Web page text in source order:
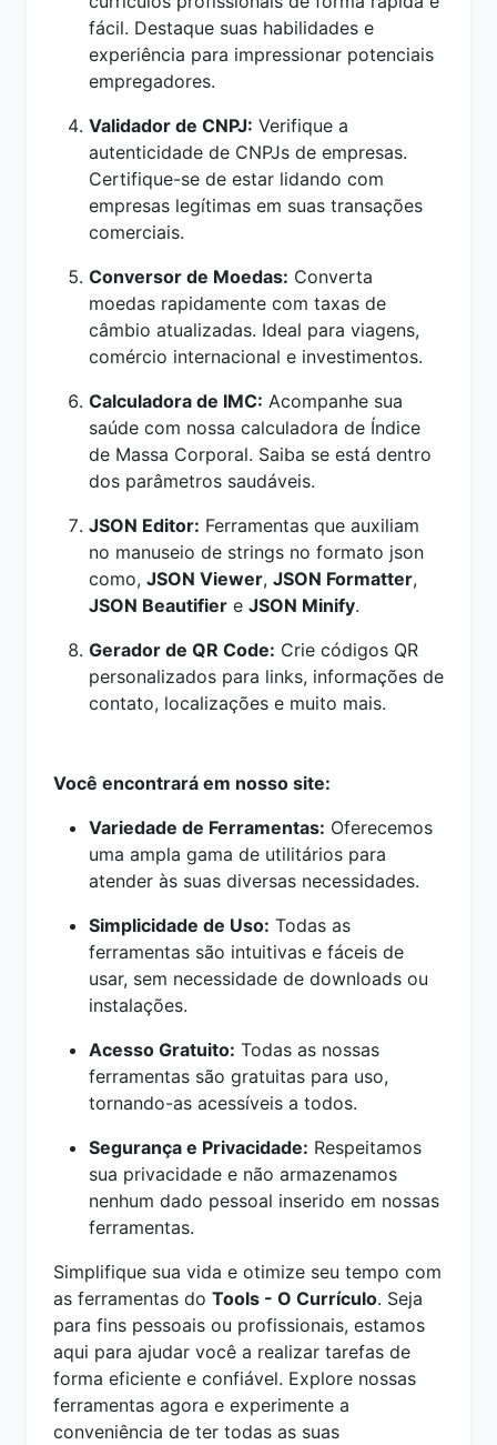
fácil. Destaque suas habilidades e
experiência para impressionar potenciais
empregadores.
Validador de CNPJ: Verifique a
autenticidade de CNPJs de empresas.
Certifique-se de estar lidando com
empresas legítimas em suas transações
comerciais.
Conversor de Moedas: Converta
moedas rapidamente com taxas de
câmbio atualizadas. Ideal para viagens,
comércio internacional e investimentos.
Calculadora de IMC: Acompanhe sua
saúde com nossa calculadora de Índice
de Massa Corporal. Saiba se está dentro
dos parâmetros saudáveis.
JSON Editor: Ferramentas que auxiliam
no manuseio de strings no formato json
como, JSON Viewer, JSON Formatter,
JSON Beautifier e JSON Minify.
Gerador de QR Code: Crie códigos QR
personalizados para links, informações de
contato, localizações e muito mais.
Você encontrará em nosso site:
Variedade de Ferramentas: Oferecemos
uma ampla gama de utilitários para
atender às suas diversas necessidades.
Simplicidade de Uso: Todas as
ferramentas são intuitivas e fáceis de
usar, sem necessidade de downloads ou
instalações.
Acesso Gratuito: Todas as nossas
ferramentas são gratuitas para uso,
tornando-as acessíveis a todos.
Segurança e Privacidade: Respeitamos
sua privacidade e não armazenamos
nenhum dado pessoal inserido em nossas
ferramentas.
Simplifique sua vida e otimize seu tempo com
as ferramentas do Tools - O Currículo. Seja
para fins pessoais ou profissionais, estamos
aqui para ajudar você a realizar tarefas de
forma eficiente e confiável. Explore nossas
ferramentas agora e experimente a
conveniência de ter todas as suas